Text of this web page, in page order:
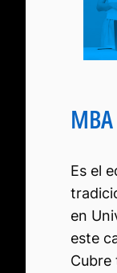
Es el
en
este
Cubre